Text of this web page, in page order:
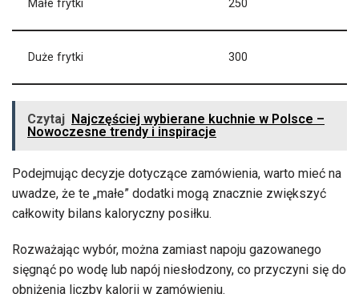
Małe frytki 250
Duże frytki 300
Czytaj Najczęściej wybierane kuchnie w Polsce –
Nowoczesne trendy i inspiracje
Podejmując decyzje dotyczące zamówienia, warto mieć na
uwadze, że te „małe” dodatki mogą znacznie zwiększyć
całkowity bilans kaloryczny posiłku.
Rozważając wybór, można zamiast napoju gazowanego
sięgnąć po wodę lub napój niesłodzony, co przyczyni się do
obniżenia liczby kalorii w zamówieniu.